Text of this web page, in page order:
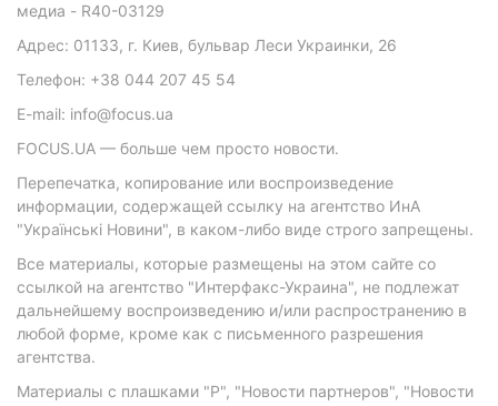
медиа - R40-03129
Адрес: 01133, г. Киев, бульвар Леси Украинки, 26
Телефон: +38 044 207 45 54
E-mail: info@focus.ua
FOCUS.UA — больше чем просто новости.
Перепечатка, копирование или воспроизведение
информации, содержащей ссылку на агентство ИнА
"Українські Новини", в каком-либо виде строго запрещены.
Все материалы, которые размещены на этом сайте со
ссылкой на агентство "Интерфакс-Украина", не подлежат
дальнейшему воспроизведению и/или распространению в
любой форме, кроме как с письменного разрешения
агентства.
Материалы с плашками "Р", "Новости партнеров", "Новости